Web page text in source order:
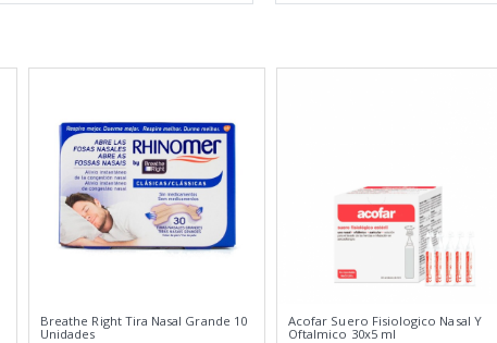
Breathe Right Tira Nasal Grande 10
Unidades
Acofar Suero Fisiologico Nasal Y
Oftalmico 30x5 ml